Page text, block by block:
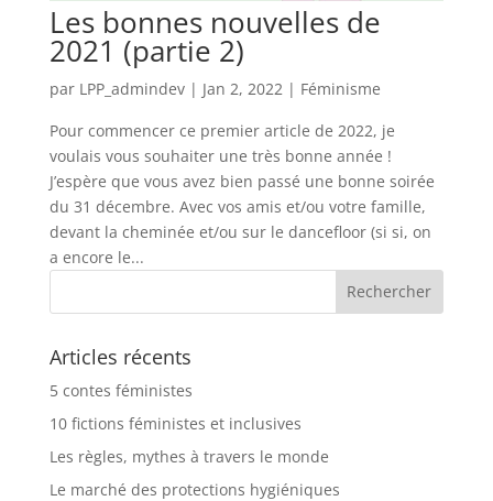
Les bonnes nouvelles de
2021 (partie 2)
par LPP_admindev| Jan 2, 2022 | Féminisme
Pour commencer ce premier article de 2022, je
voulais vous souhaiter une très bonne année !
J’espère que vous avez bien passé une bonne soirée
du 31 décembre. Avec vos amis et/ou votre famille,
devant la cheminée et/ou sur le dancefloor (si si, on
a encore le...
Articles récents
5 contes féministes
10 fictions féministes et inclusives
Les règles, mythes à travers le monde
Le marché des protections hygiéniques